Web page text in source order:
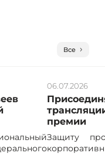
Все
премии
06.07.2026
Защиту